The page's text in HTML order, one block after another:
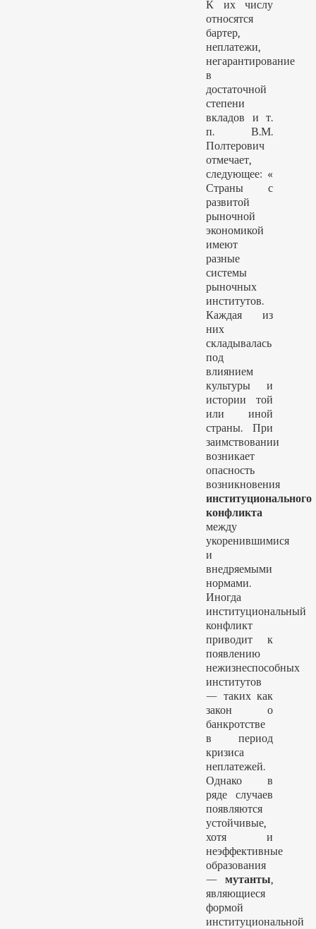
К их числу
относятся
бартер,
неплатежи,
негарантирование
в
достаточной
степени
вкладов и т.
п. В.М.
Полтерович
отмечает,
следующее: «
Страны с
развитой
рыночной
экономикой
имеют
разные
системы
рыночных
институтов.
Каждая из
них
складывалась
под
влиянием
культуры и
истории той
или иной
страны. При
заимствовании
возникает
опасность
возникновения
институционального
конфликта
между
укоренившимися
и
внедряемыми
нормами.
Иногда
институциональный
конфликт
приводит к
появлению
нежизнеспособных
институтов
— таких как
закон о
банкротстве
в период
кризиса
неплатежей.
Однако в
ряде случаев
появляются
устойчивые,
хотя и
неэффективные
образования
— мутанты,
являющиеся
формой
институциональной